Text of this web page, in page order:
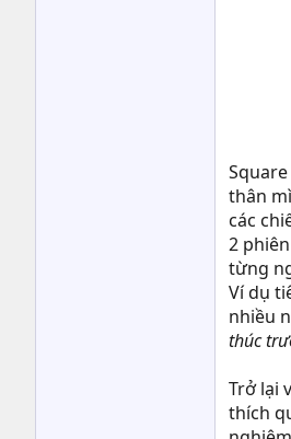
thân
các
2
từng
Ví dụ
nhiều
thúc
Trở lại
thích